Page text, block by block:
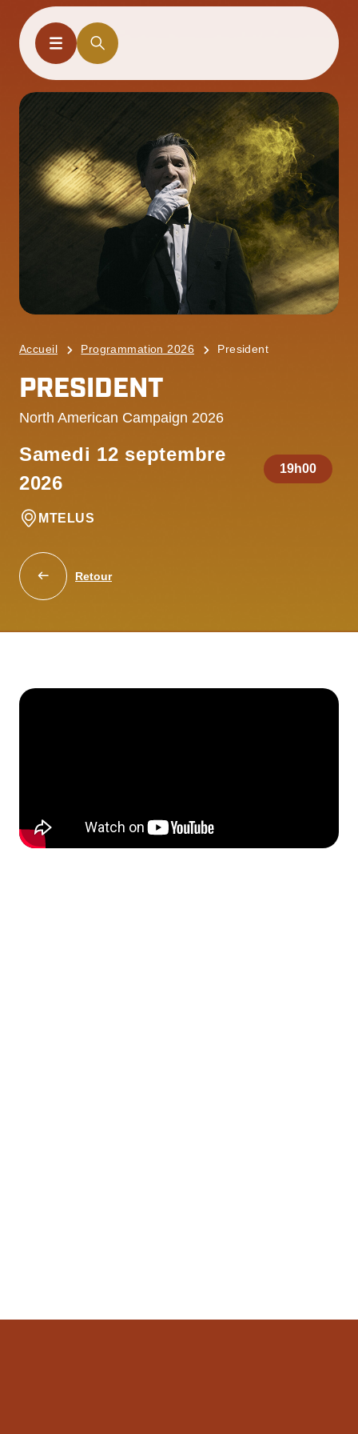
Accueil Programmation 2026 President
PRESIDENT
North American Campaign 2026
Samedi 12 septembre
2026
19h00
MTELUS
Retour